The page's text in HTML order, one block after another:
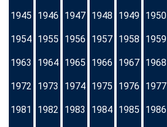
1945 1946 1947 1948 1949 1950
1954 1955 1956 1957 1958 1959
1963 1964 1965 1966 1967 1968
1972 1973 1974 1975 1976 1977
1981 1982 1983 1984 1985 1986